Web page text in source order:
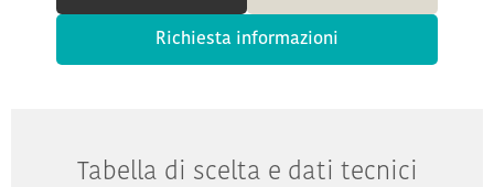
Richiesta informazioni
Tabella di scelta e dati tecnici